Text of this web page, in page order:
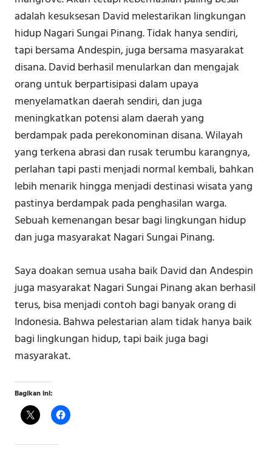
adalah kesuksesan David melestarikan lingkungan
hidup Nagari Sungai Pinang. Tidak hanya sendiri,
tapi bersama Andespin, juga bersama masyarakat
disana. David berhasil menularkan dan mengajak
orang untuk berpartisipasi dalam upaya
menyelamatkan daerah sendiri, dan juga
meningkatkan potensi alam daerah yang
berdampak pada perekonominan disana. Wilayah
yang terkena abrasi dan rusak terumbu karangnya,
perlahan tapi pasti menjadi normal kembali, bahkan
lebih menarik hingga menjadi destinasi wisata yang
pastinya berdampak pada penghasilan warga.
Sebuah kemenangan besar bagi lingkungan hidup
dan juga masyarakat Nagari Sungai Pinang.
Saya doakan semua usaha baik David dan Andespin
juga masyarakat Nagari Sungai Pinang akan berhasil
terus, bisa menjadi contoh bagi banyak orang di
Indonesia. Bahwa pelestarian alam tidak hanya baik
bagi lingkungan hidup, tapi baik juga bagi
masyarakat.
Bagikan ini: